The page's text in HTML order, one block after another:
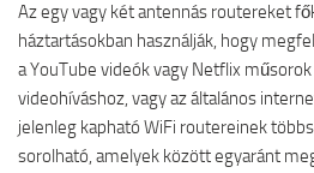
Az egy vagy két antennás routereket
háztartásokban használják, hogy
a YouTube videók vagy Netflix
videohíváshoz, vagy az általános
jelenleg kapható WiFi routereinek
sorolható, amelyek között egyaránt